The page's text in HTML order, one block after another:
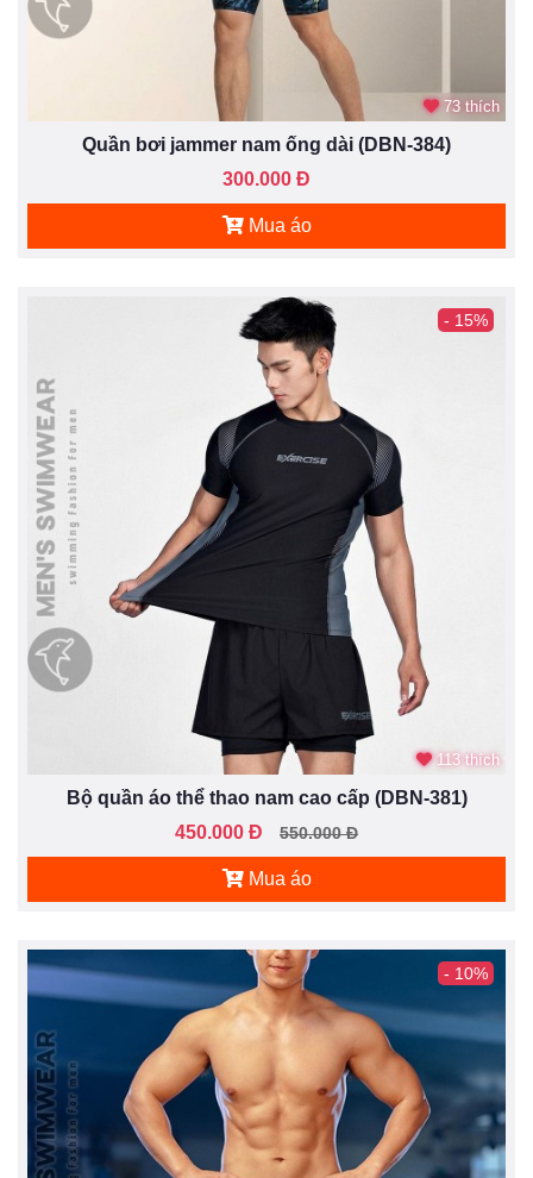
73 thích
Quần bơi jammer nam ống dài (DBN-384)
300.000 Đ
Mua áo
- 15%
113 thích
Bộ quần áo thể thao nam cao cấp (DBN-381)
450.000 Đ
550.000 Đ
Mua áo
- 10%